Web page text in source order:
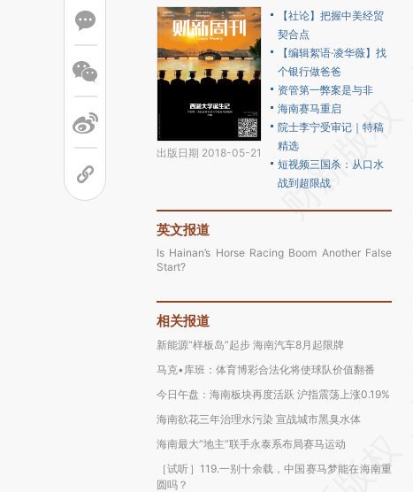
出版日期 2018-05-21
【社论】把握中美经贸
契合点
【编辑絮语·凌华薇】找
个银行做爸爸
资管第一弊案是与非
海南赛马重启
院士李宁受审记｜特稿
精选
短视频三国杀：从口水
战到超限战
英文报道
Is Hainan’s Horse Racing Boom Another False
Start?
相关报道
新能源“样板岛”起步 海南汽车8月起限牌
马克•库班：体育博彩合法化将使球队价值翻番
今日午盘：海南板块再度活跃 沪指震荡上涨0.19%
海南欲花三年治理水污染 宣战城市黑臭水体
海南最大“地主”联手永泰系布局赛马运动
［试听］119.一别十余载，中国赛马梦能在海南重
圆吗？